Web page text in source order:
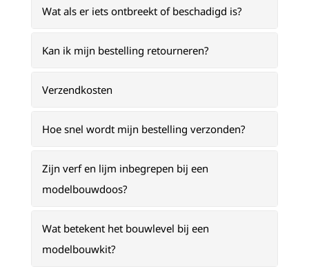
Wat als er iets ontbreekt of beschadigd is?
Kan ik mijn bestelling retourneren?
Verzendkosten
Hoe snel wordt mijn bestelling verzonden?
Zijn verf en lijm inbegrepen bij een
modelbouwdoos?
Wat betekent het bouwlevel bij een
modelbouwkit?